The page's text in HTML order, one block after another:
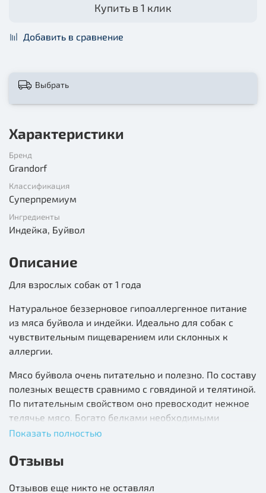
Купить в 1 клик
Добавить в сравнение
Выбрать
Характеристики
Бренд
Grandorf
Классификация
Суперпремиум
Ингредиенты
Индейка, Буйвол
Описание
Для взрослых собак от 1 года
Натуральное беззерновое гипоаллергенное питание
из мяса буйвола и индейки. Идеально для собак с
чувствительным пищеварением или склонных к
аллергии.
Мясо буйвола очень питательно и полезно. По составу
полезных веществ сравнимо с говядиной и телятиной.
По питательным свойством оно превосходит нежное
телячье мясо. Богато белками необходимыми
аминокислотами и группой необходимых витаминов и
Мясо индейки является диетическим и
низкокалорийным. Содержит витамины группы B,
Показать полностью
Отзывы
Отзывов еще никто не оставлял